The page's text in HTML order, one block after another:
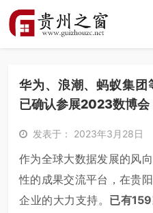
华为、浪潮、蚂蚁集
已确认参展2023数博会
发表于： 2023年3月28日
作为全球大数据发展的风
性的成果交流平台，在贵
企业的大力支持。 已有